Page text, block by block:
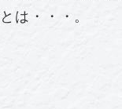
は・・・。